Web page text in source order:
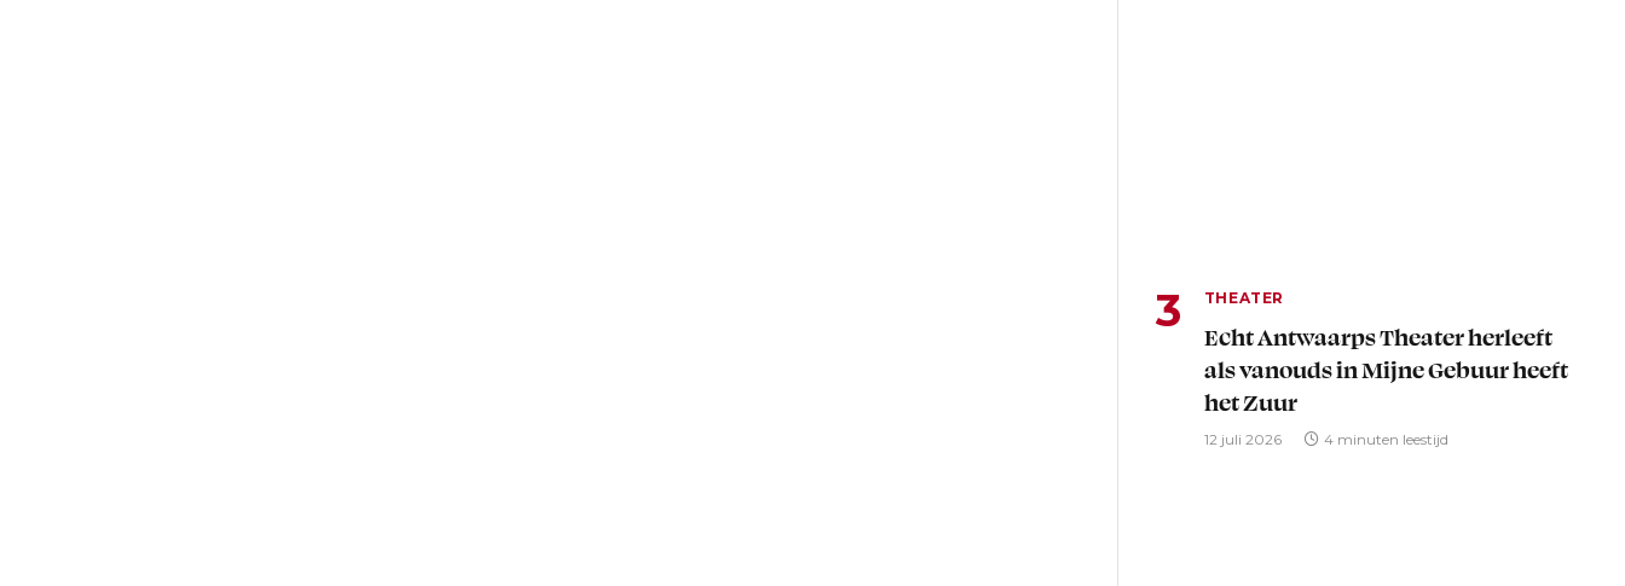
THEATER
Echt Antwaarps Theater herleeft
als vanouds in Mijne Gebuur heeft
het Zuur
12 juli 2026 4 minuten leestijd